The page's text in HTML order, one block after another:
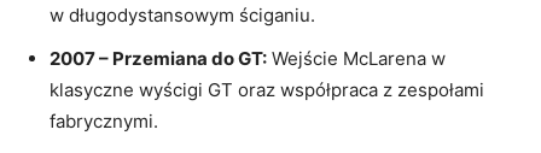
w długodystansowym ściganiu.
2007 – Przemiana do GT: Wejście McLarena w
klasyczne wyścigi GT oraz współpraca z zespołami
fabrycznymi.